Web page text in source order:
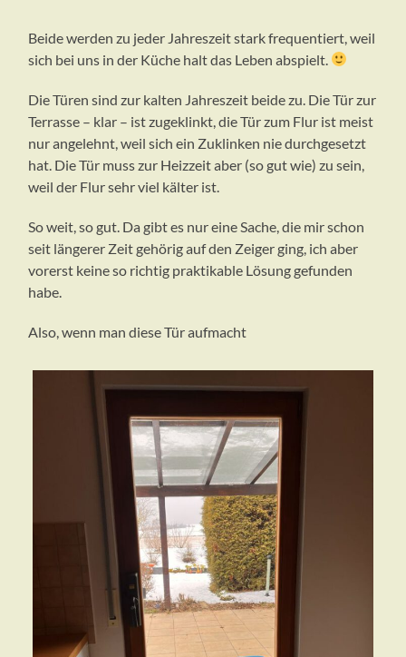
Beide werden zu jeder Jahreszeit stark frequentiert, weil
sich bei uns in der Küche halt das Leben abspielt.
Die Türen sind zur kalten Jahreszeit beide zu. Die Tür zur
Terrasse – klar – ist zugeklinkt, die Tür zum Flur ist meist
nur angelehnt, weil sich ein Zuklinken nie durchgesetzt
hat. Die Tür muss zur Heizzeit aber (so gut wie) zu sein,
weil der Flur sehr viel kälter ist.
So weit, so gut. Da gibt es nur eine Sache, die mir schon
seit längerer Zeit gehörig auf den Zeiger ging, ich aber
vorerst keine so richtig praktikable Lösung gefunden
habe.
Also, wenn man diese Tür aufmacht